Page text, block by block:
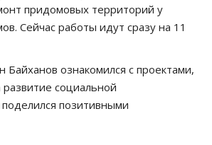
придомовых территорий у
Сейчас работы идут сразу на 11
Байханов ознакомился с проектами,
социальной
позитивными